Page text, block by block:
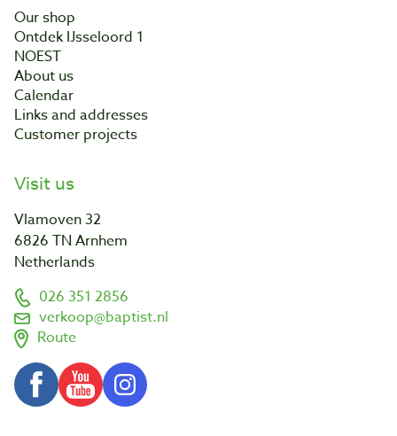
Our shop
Ontdek IJsseloord 1
NOEST
About us
Calendar
Links and addresses
Customer projects
Visit us
Vlamoven 32
6826 TN Arnhem
Netherlands
026 351 2856
verkoop@baptist.nl
Route